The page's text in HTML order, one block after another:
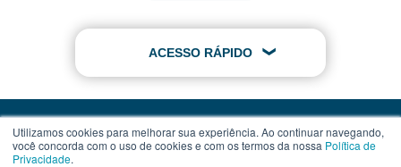
Utilizamos cookies para melhorar sua experiência. Ao continuar navegando,
você concorda com o uso de cookies e com os termos da nossa Política de
Privacidade.
ACESSO RÁPIDO